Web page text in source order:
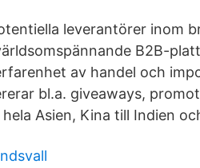
leverantörer inom
B2B-
av handel och
bl.a. giveaways,
Asien, Kina till Indien